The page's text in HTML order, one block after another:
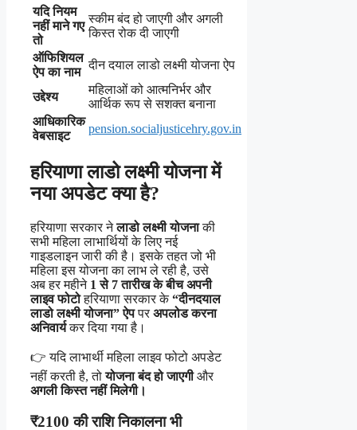
यदि नियम
नहीं माने गए
तो
स्कीम बंद हो जाएगी और अगली
किस्त रोक दी जाएगी
ऑफिशियल
ऐप का नाम
दीन दयाल लाडो लक्ष्मी योजना ऐप
उद्देश्य
महिलाओं को आत्मनिर्भर और
आर्थिक रूप से सशक्त बनाना
आधिकारिक
वेबसाइट
pension.socialjusticehry.gov.in
हरियाणा लाडो लक्ष्मी योजना में
नया अपडेट क्या है?
हरियाणा सरकार नेलाडो लक्ष्मी योजनाकी
सभी महिला लाभार्थियों के लिए नई
गाइडलाइन जारी की है। इसके तहत जो भी
महिला इस योजना का लाभ ले रही है, उसे
अब हर महीने 1 से 7 तारीख के बीच अपनी
लाइव फोटोहरियाणा सरकार के“दीनदयाल
लाडो लक्ष्मी योजना” ऐपपर अपलोड करना
अनिवार्यकर दिया गया है।
👉 यदि लाभार्थी महिला लाइव फोटो अपडेट
नहीं करती है, तोयोजना बंद हो जाएगीऔर
अगली किस्त नहीं मिलेगी।
₹2100 की राशि निकालना भी